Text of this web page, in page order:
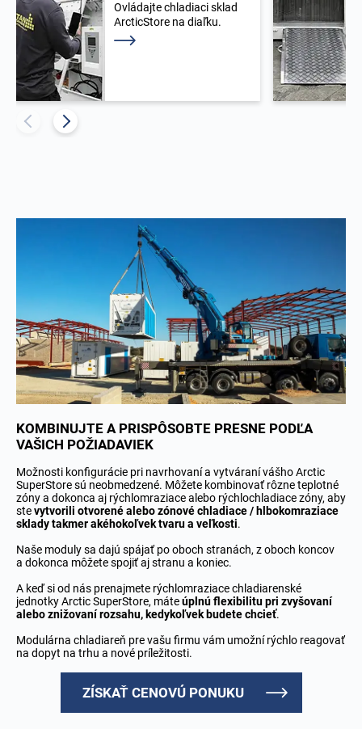
Ovládajte chladiaci sklad
ArcticStore na diaľku.
Prečítajte si viac
KOMBINUJTE A PRISPÔSOBTE PRESNE PODĽA
VAŠICH POŽIADAVIEK
Možnosti konfigurácie pri navrhovaní a vytváraní vášho Arctic
SuperStore sú neobmedzené. Môžete kombinovať rôzne teplotné
zóny a dokonca aj rýchlomraziace alebo rýchlochladiace zóny, aby
stevytvorili otvorené alebo zónové chladiace / hlbokomraziace
sklady takmer akéhokoľvek tvaru a veľkosti.
Naše moduly sa dajú spájať po oboch stranách, z oboch koncov
a dokonca môžete spojiť aj stranu a koniec.
A keď si od nás prenajmete rýchlomraziace chladiarenské
jednotky Arctic SuperStore, máteúplnú flexibilitu pri zvyšovaní
alebo znižovaní rozsahu, kedykoľvek budete chcieť.
Modulárna chladiareň pre vašu firmu vám umožní rýchlo reagovať
na dopyt na trhu a nové príležitosti.
ZÍSKAŤ CENOVÚ PONUKU